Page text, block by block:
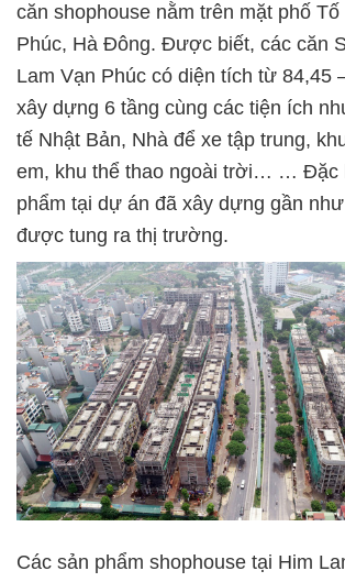
căn shophouse nằm trên mặt phố
Phúc, Hà Đông. Được biết, các căn
Lam Vạn Phúc có diện tích từ 84,45
xây dựng 6 tầng cùng các tiện ích
tế Nhật Bản, Nhà để xe tập trung,
em, khu thể thao ngoài trời… … Đặc
phẩm tại dự án đã xây dựng gần
được tung ra thị trường.
Các sản phẩm shophouse tại Him